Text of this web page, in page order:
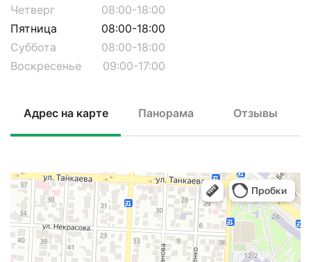
Четверг
08:00-18:00
Пятница
08:00-18:00
Суббота
08:00-18:00
Воскресенье
09:00-17:00
Адрес на карте Панорама Отзывы